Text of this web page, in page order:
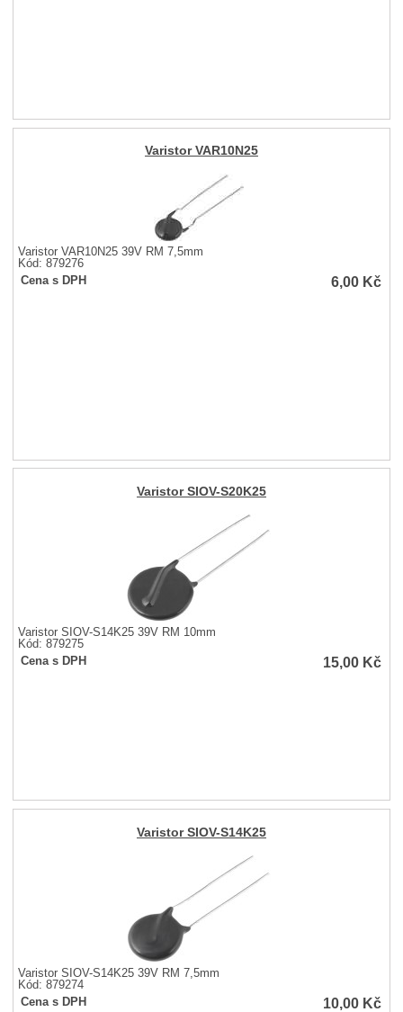
Varistor VAR10N25
Varistor VAR10N25 39V RM 7,5mm
Kód: 879276
Cena s DPH
6,00 Kč
Varistor SIOV-S20K25
Varistor SIOV-S14K25 39V RM 10mm
Kód: 879275
Cena s DPH
15,00 Kč
Varistor SIOV-S14K25
Varistor SIOV-S14K25 39V RM 7,5mm
Kód: 879274
Cena s DPH
10,00 Kč